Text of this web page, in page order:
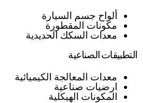
ألواح جسم السيارة
مكونات المقطورة
معدات السكك الحديدية
التطبيقات الصناعية
معدات المعالجة الكيميائية
ارضيات صناعية
المكونات الهيكلية